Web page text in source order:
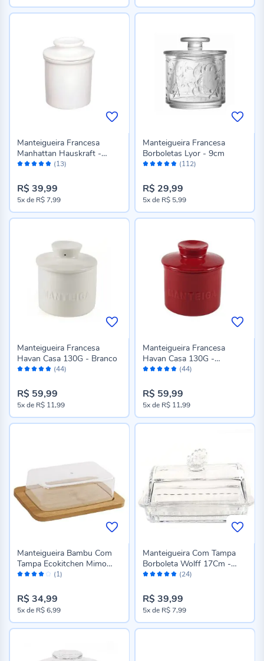
Avaliação: (13)
Manteigueira Francesa
Manhattan Hauskraft -
10Cm
R$ 39,99
5xde R$ 7,99
Avaliação: (112)
Manteigueira Francesa
Borboletas Lyor - 9cm
R$ 29,99
5xde R$ 5,99
Avaliação: (44)
Manteigueira Francesa
Havan Casa 130G - Branco
R$ 59,99
5xde R$ 11,99
Avaliação: (44)
Manteigueira Francesa
Havan Casa 130G -
Vermelho
R$ 59,99
5xde R$ 11,99
Avaliação: (1)
Manteigueira Bambu Com
Tampa Ecokitchen Mimo
Style - Bambu e
R$ 34,99
5xde R$ 6,99
Avaliação: (24)
Manteigueira Com Tampa
Borboleta Wolff 17Cm -
Transparente
R$ 39,99
5xde R$ 7,99